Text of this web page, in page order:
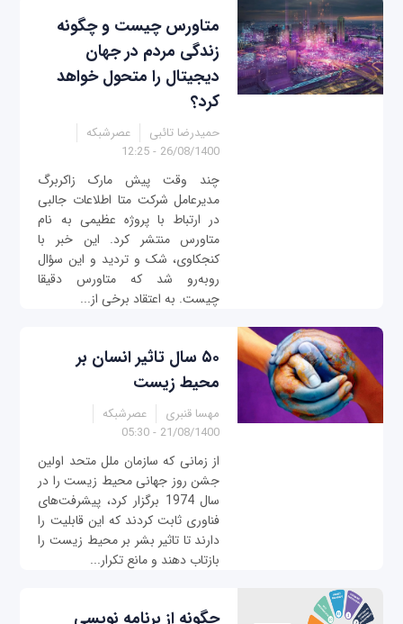
متاورس چیست و چگونه
زندگی مردم در جهان
دیجیتال را متحول خواهد
کرد؟
حمیدرضا تائبی
عصرشبکه
26/08/1400 - 12:25
چند وقت پیش مارک زاکربرگ
مدیرعامل شرکت متا اطلاعات جالبی
در ارتباط با پروژه عظیمی به نام
متاورس منتشر کرد. این خبر با
کنجکاوی، شک و تردید و این سؤال
روبه‌رو شد که متاورس دقیقا
چیست. به اعتقاد برخی از...
۵۰ سال تاثیر انسان بر
محیط زیست
مهسا قنبری
عصرشبکه
21/08/1400 - 05:30
از زمانی که سازمان ملل متحد اولین
جشن روز جهانی محیط زیست را در
سال 1974 برگزار کرد، پیشرفت‌های
فناوری ثابت کردند که این قابلیت را
دارند تا تاثیر بشر بر محیط زیست را
بازتاب دهند و مانع تکرار...
چگونه از برنامه نویسی